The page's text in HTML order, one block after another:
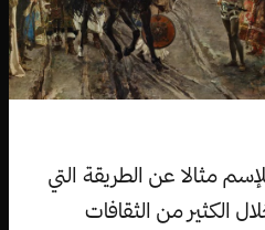
مثالا عن الطريقة التي
الكثير من الثقافات